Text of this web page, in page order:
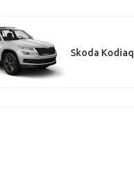
Skoda Kodiaq